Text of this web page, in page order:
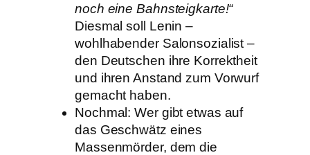
noch eine Bahnsteigkarte!“
Diesmal soll Lenin –
wohlhabender Salonsozialist –
den Deutschen ihre Korrektheit
und ihren Anstand zum Vorwurf
gemacht haben.
Nochmal: Wer gibt etwas auf
das Geschwätz eines
Massenmörder, dem die